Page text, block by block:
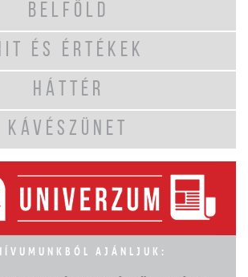
BELFÖLD
ÉS ÉRTÉKEK
HÁTTÉR
KÁVÉSZÜNET
AJÁNLJUK: